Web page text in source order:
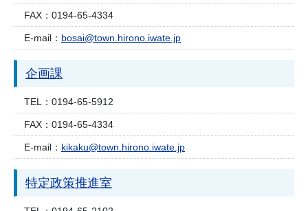
FAX： 0194-65-4334
E-mail： bosai@town.hirono.iwate.jp
企画課
TEL： 0194-65-5912
FAX： 0194-65-4334
E-mail： kikaku@town.hirono.iwate.jp
特定政策推進室